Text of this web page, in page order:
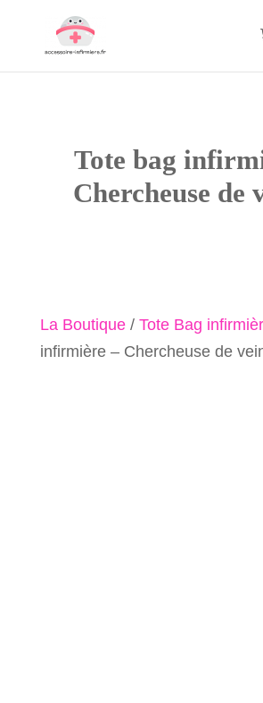
Tote bag
Chercheuse de
La Boutique/ Tote Bag
infirmière – Chercheuse de